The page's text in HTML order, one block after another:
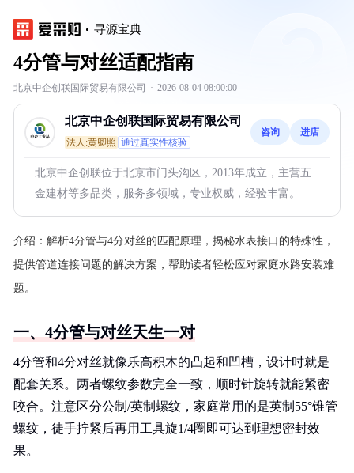
寻源宝典
4分管与对丝适配指南
北京中企创联国际贸易有限公司 · 2026-08-04 08:00:00
北京中企创联国际贸易有限公司
法人:黄卿照 通过真实性核验
咨询 进店
北京中企创联位于北京市门头沟区，2013年成立，主营五
金建材等多品类，服务多领域，专业权威，经验丰富。
介绍： 解析4分管与4分对丝的匹配原理，揭秘水表接口的特殊性，
提供管道连接问题的解决方案，帮助读者轻松应对家庭水路安装难
题。
一、4分管与对丝天生一对
4分管和4分对丝就像乐高积木的凸起和凹槽，设计时就是
配套关系。两者螺纹参数完全一致，顺时针旋转就能紧密
咬合。注意区分公制/英制螺纹，家庭常用的是英制55°锥管
螺纹，徒手拧紧后再用工具旋1/4圈即可达到理想密封效
果。